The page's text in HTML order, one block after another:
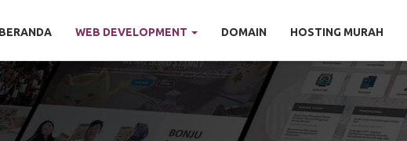
WEB DEVELOPMENT DOMAIN HOSTING MURAH